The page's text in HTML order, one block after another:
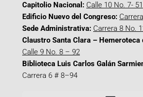
Capitolio Nacional: Calle 10 No. 7- 51
Edificio Nuevo del Congreso:
Sede Administrativa: Carrera 8 No.
Claustro Santa Clara – Hemeroteca
Calle 9 No. 8 – 92
Biblioteca Luis Carlos Galán
Carrera 6 # 8–94